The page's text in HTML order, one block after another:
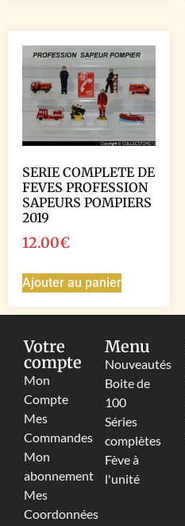
SERIE COMPLETE DE
FEVES PROFESSION
SAPEURS POMPIERS
2019
12.00€
Ajouter au panier
Votre
compte
Mon
Compte
Mes
Commandes
Mon
abonnement
Mes
Coordonnées
Menu
Nouveautés
Boite de
100
Séries
complètes
Fève à
l'unité